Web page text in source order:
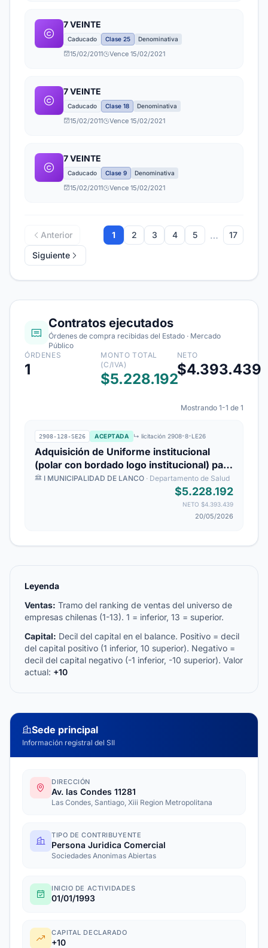
7 VEINTE
Caducado Clase 25 Denominativa
15/02/2011 Vence 15/02/2021
7 VEINTE
Caducado Clase 18 Denominativa
15/02/2011 Vence 15/02/2021
7 VEINTE
Caducado Clase 9 Denominativa
15/02/2011 Vence 15/02/2021
Anterior 1 2 3 4 5 …
17
Siguiente
Contratos ejecutados
Órdenes de compra recibidas del Estado · Mercado
Público
ÓRDENES
1
MONTO TOTAL
(C/IVA)
$5.228.192
NETO
$4.393.439
Mostrando 1-1 de 1
2908-128-SE26 ACEPTADA ↳ licitación 2908-8-LE26
Adquisición de Uniforme institucional
(polar con bordado logo institucional) para
funcionarios de Desam Lanco y Cesfam
I MUNICIPALIDAD DE LANCO · Departamento de Salud
$5.228.192
NETO $4.393.439
20/05/2026
Leyenda
Ventas: Tramo del ranking de ventas del universo de
empresas chilenas (1-13). 1 = inferior, 13 = superior.
Capital: Decil del capital en el balance. Positivo = decil
del capital positivo (1 inferior, 10 superior). Negativo =
decil del capital negativo (-1 inferior, -10 superior). Valor
actual: +10
Sede principal
Información registral del SII
DIRECCIÓN
Av. las Condes 11281
Las Condes, Santiago, Xiii Region Metropolitana
TIPO DE CONTRIBUYENTE
Persona Juridica Comercial
Sociedades Anonimas Abiertas
INICIO DE ACTIVIDADES
01/01/1993
CAPITAL DECLARADO
+10